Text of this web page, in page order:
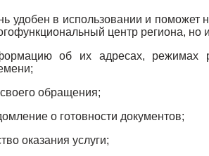
удобен в использовании и поможет
центр региона, но
об их адресах, режимах
своего обращения;
о готовности документов;
оказания услуги;